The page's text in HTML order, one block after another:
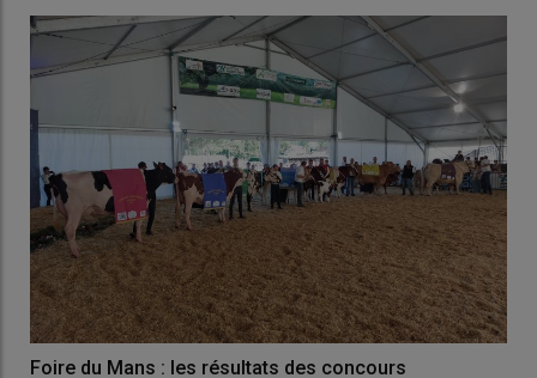
Foire du Mans : les résultats des concours